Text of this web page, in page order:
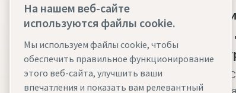
Найдите то, что вы искали
Безмасляные компрессоры
Маслозаполненные компрессоры
Сервис и запасные части
ТОО
мкр.
На нашем веб-сайте
используются файлы cookie.
Мы используем файлы cookie, чтобы
обеспечить правильное функционирование
этого веб-сайта, улучшить ваши
впечатления и показать вам релевантный